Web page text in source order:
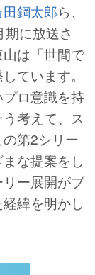
鋼太郎ら、
に放送さ
は「世間で
ています。
ロ意識を持
考えて、ス
第2シリー
な提案をし
ー展開がブ
緯を明かし